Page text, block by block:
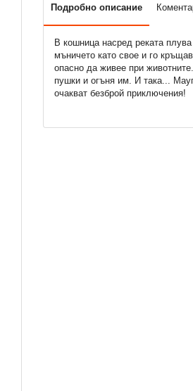
Подробно описание
В кошница насред реката
мъничето като свое и го
опасно да живее при
пушки и огъня им. И така...
очакват безброй приключения!